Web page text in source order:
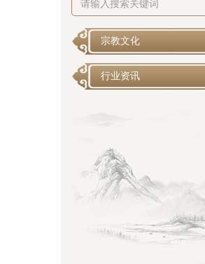
宗教文化
行业资讯